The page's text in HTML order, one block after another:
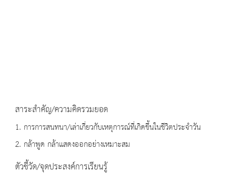
สาระสำคัญ/ความคิดรวมยอด
1. การการสนทนา/เล่าเกี่ยวกับเหตุการณ์ที่เกิดขึ้นในชีวิตประจำวัน
2. กล้าพูด กล้าแสดงออกอย่างเหมาะสม
ตัวชี้วัด/จุดประสงค์การเรียนรู้